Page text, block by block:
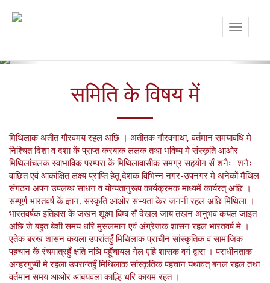
Toggle
समिति के विषय में
मिथिलाक अतीत गौरवमय रहल अछि । अतीतक गौरवगाथा, वर्तमान समयावधि मे
निश्चित दिशा व दशा कें प्राप्त करबाक ललक तथा भविष्य मे संस्कृति आओर
मिथिलांचलक स्वाभाविक परम्परा कें मिथिलावासीक समग्र सहयोग सँ शनैः- शनैः
वांछित एवं आकांक्षित लक्ष्य प्राप्ति हेतु देशक विभिन्न नगर-उपनगर मे अनेकों मैथिल
संगठन अपन उपलब्ध साधन व योग्यतानुरूप कार्यक्रमक माध्यमें कार्यरत् अछि ।
सम्पूर्ण भारतवर्ष कें ज्ञान, संस्कृति आओर सभ्यता केर जननी रहल अछि मिथिला ।
भारतवर्षक इतिहास कें जखन शूक्ष्म बिम्ब सँ देखल जाय तखन अनुभव कयल जाइत
अछि जे बहुत बेशी समय धरि मुसलमान एवं अंग्रेजक शासन रहल भारतवर्ष मे ।
एतेक बरख शासन कयला उपरांतहुँ मिथिलाक प्राचीन सांस्कृतिक व सामाजिक
पहचान कें रंचमात्रहुँ क्षति नञि पहूँचायल गेल एहि शासक वर्ग द्वारा । पराधीनताक
अन्हरगुप्पी मे रहला उपरान्तहुँ मिथिलाक सांस्कृतिक पहचान यथावत् बनल रहल तथा
वर्तमान समय आओर आबयवला काल्हि धरि कायम रहत ।